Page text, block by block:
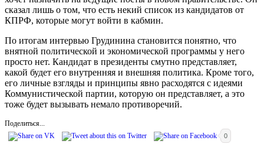
сказал лишь о том, что есть некий список из кандидатов от
КПРФ, которые могут войти в кабмин.
По итогам интервью Грудинина становится понятно, что
внятной политической и экономической программы у него
просто нет. Кандидат в президенты смутно представляет,
какой будет его внутренняя и внешняя политика. Кроме того,
его личные взгляды и принципы явно расходятся с идеями
Коммунистической партии, которую он представляет, а это
тоже будет вызывать немало противоречий.
Поделиться...
0